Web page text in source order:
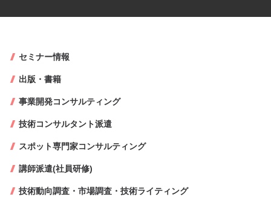
セミナー情報
出版・書籍
事業開発コンサルティング
技術コンサルタント派遣
スポット専門家コンサルティング
講師派遣(社員研修)
技術動向調査・市場調査・技術ライティング